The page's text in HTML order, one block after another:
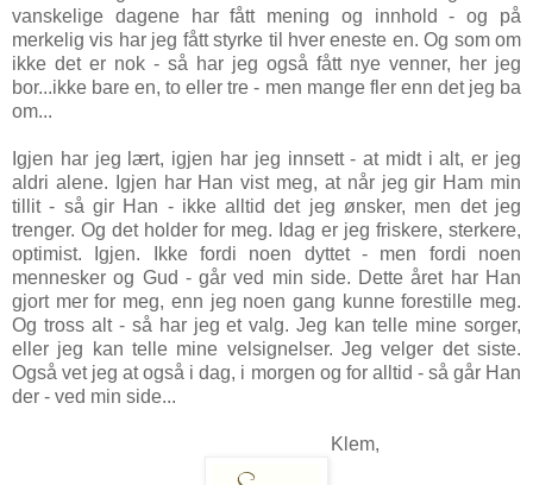
vanskelige dagene har fått mening og innhold - og på
merkelig vis har jeg fått styrke til hver eneste en. Og som om
ikke det er nok - så har jeg også fått nye venner, her jeg
bor...ikke bare en, to eller tre - men mange fler enn det jeg ba
om...
Igjen har jeg lært, igjen har jeg innsett - at midt i alt, er jeg
aldri alene. Igjen har Han vist meg, at når jeg gir Ham min
tillit - så gir Han - ikke alltid det jeg ønsker, men det jeg
trenger. Og det holder for meg. Idag er jeg friskere, sterkere,
optimist. Igjen. Ikke fordi noen dyttet - men fordi noen
mennesker og Gud - går ved min side. Dette året har Han
gjort mer for meg, enn jeg noen gang kunne forestille meg.
Og tross alt - så har jeg et valg. Jeg kan telle mine sorger,
eller jeg kan telle mine velsignelser. Jeg velger det siste.
Også vet jeg at også i dag, i morgen og for alltid - så går Han
der - ved min side...
Klem,